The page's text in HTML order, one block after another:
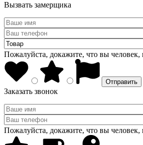
Вызвать замерщика
Пожалуйста, докажите, что вы человек,
Заказать звонок
Пожалуйста, докажите, что вы человек,